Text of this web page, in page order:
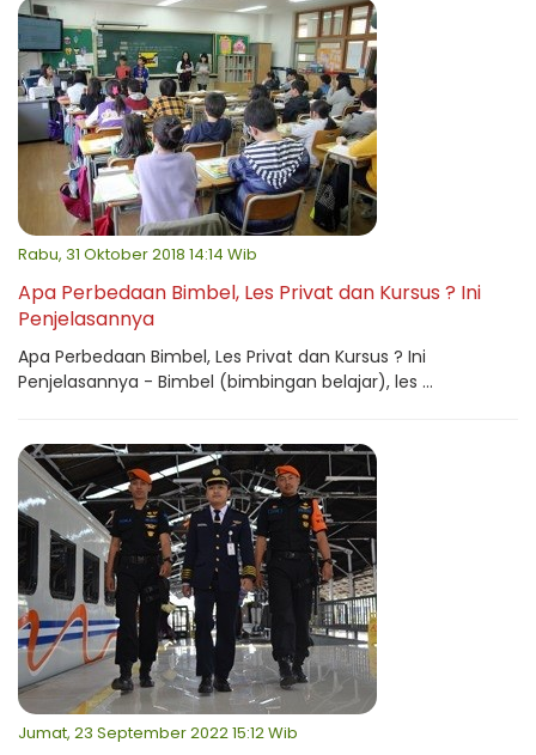
Rabu, 31 Oktober 2018 14:14 Wib
Apa Perbedaan Bimbel, Les Privat dan Kursus ? Ini
Penjelasannya
Apa Perbedaan Bimbel, Les Privat dan Kursus ? Ini
Penjelasannya - Bimbel (bimbingan belajar), les ...
Jumat, 23 September 2022 15:12 Wib